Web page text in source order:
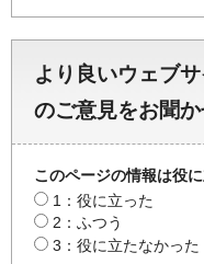
より良いウェブ
のご意見をお聞
このページの情報は役
1：役に立った
2：ふつう
3：役に立たなかった